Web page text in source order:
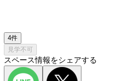
4件
見学不可
スペース情報をシェアする